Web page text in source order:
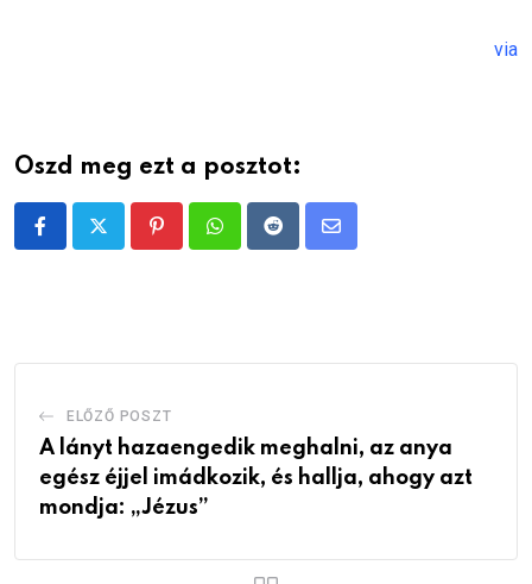
via
Oszd meg ezt a posztot:
PinterestWhatsappRedditShare
ELŐZŐ POSZT
A lányt hazaengedik meghalni, az anya
egész éjjel imádkozik, és hallja, ahogy azt
mondja: „Jézus”